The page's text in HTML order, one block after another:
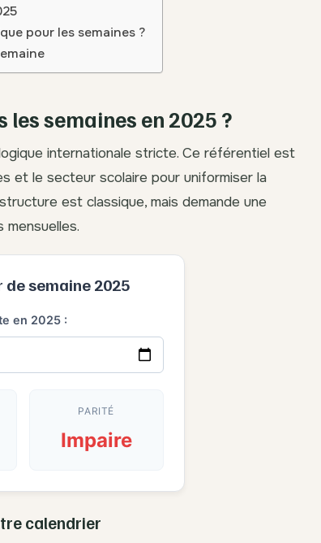
pour les semaines ?
semaines en 2025 ?
internationale stricte. Ce référentiel est
et le secteur scolaire pour uniformiser la
est classique, mais demande une
semaine 2025
en 2025 :
PARITÉ
Impaire
calendrier